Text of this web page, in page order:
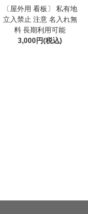
〔屋外用 看板〕 私有地
立入禁止 注意 名入れ無
料 長期利用可能
3,000円(税込)